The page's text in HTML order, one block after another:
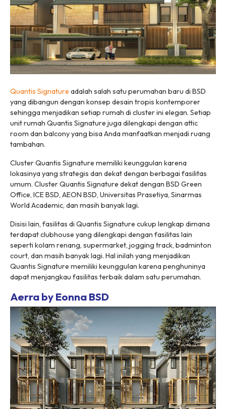
Quantis Signature adalah salah satu perumahan baru di BSD
yang dibangun dengan konsep desain tropis kontemporer
sehingga menjadikan setiap rumah di cluster ini elegan. Setiap
unit rumah Quantis Signature juga dilengkapi dengan attic
room dan balcony yang bisa Anda manfaatkan menjadi ruang
tambahan.
Cluster Quantis Signature memiliki keunggulan karena
lokasinya yang strategis dan dekat dengan berbagai fasilitas
umum. Cluster Quantis Signature dekat dengan BSD Green
Office, ICE BSD, AEON BSD, Universitas Prasetiya, Sinarmas
World Academic, dan masih banyak lagi.
Disisi lain, fasilitas di Quantis Signature cukup lengkap dimana
terdapat clubhouse yang dilengkapi dengan fasilitas lain
seperti kolam renang, supermarket, jogging track, badminton
court, dan masih banyak lagi. Hal inilah yang menjadikan
Quantis Signature memiliki keunggulan karena penghuninya
dapat menjangkau fasilitas terbaik dalam satu perumahan.
Aerra by Eonna BSD